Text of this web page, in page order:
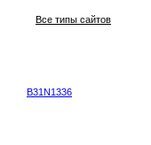
Все типы сайтов
B31N1336